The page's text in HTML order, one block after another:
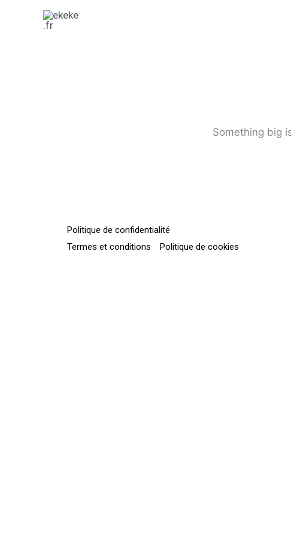
Something big
Politique de confidentialité
Termes et conditions
Politique de cookies